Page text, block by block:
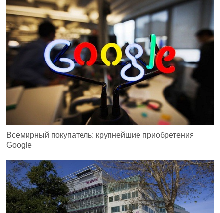
Всемирный покупатель: крупнейшие приобретения
Google